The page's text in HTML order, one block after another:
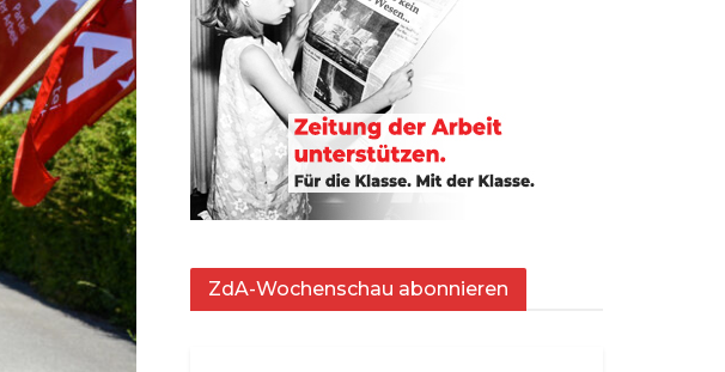
ZdA-Wochenschau abonnieren